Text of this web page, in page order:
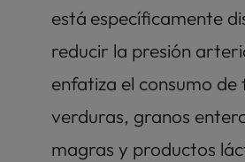
está específicamente
reducir la presión
enfatiza el consumo de
verduras, granos
magras y productos